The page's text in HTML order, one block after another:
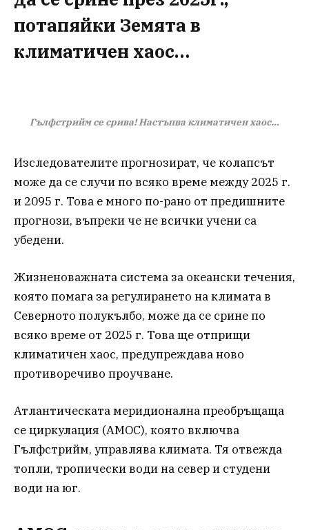
потапяйки Земята в
климатичен хаос…
Гълфстрийм се срива! Настъпва климатичен хаос…
Изследователите прогнозират, че колапсът
може да се случи по всяко време между 2025 г.
и 2095 г. Това е много по-рано от предишните
прогнози, въпреки че не всички учени са
убедени.
Жизненоважната система за океански течения,
която помага за регулирането на климата в
Северното полукълбо, може да се срине по
всяко време от 2025 г. Това ще отприщи
климатичен хаос, предупреждава ново
противоречиво проучване.
Атлантическата меридионална преобръщаща
се циркулация (AMOC), която включва
Гълфстрийм, управлява климата. Тя отвежда
топли, тропически води на север и студени
води на юг.